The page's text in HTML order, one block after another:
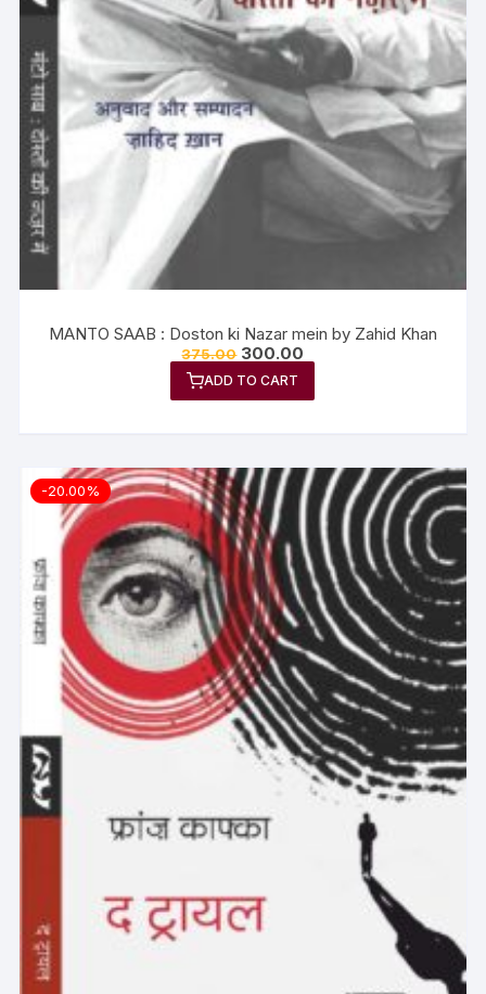
MANTO SAAB : Doston ki Nazar mein by Zahid Khan
375.00 300.00
ADD TO CART
-20.00%